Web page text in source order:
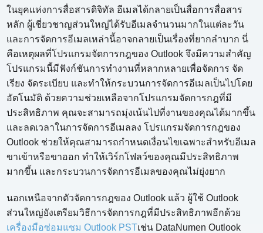
ในยุคแห่งการสื่อสารดิจิทัล อีเมลได้กลายเป็นสื่อการสื่อสาร
หลัก ผู้เชี่ยวชาญส่วนใหญ่ได้รับอีเมลจำนวนมากในแต่ละวัน
และการจัดการอีเมลเหล่านี้อาจกลายเป็นเรื่องที่ยากลำบาก นี่
คือเหตุผลที่โปรแกรมจัดการกฎของ Outlook จึงมีความสำคัญ
โปรแกรมนี้มีฟังก์ชันการทำงานที่หลากหลายเพื่อจัดการ จัด
เรียง จัดระเบียบ และทำให้กระบวนการจัดการอีเมลเป็นไปโดย
อัตโนมัติ ด้วยความช่วยเหลือจากโปรแกรมจัดการกฎที่มี
ประสิทธิภาพ คุณจะสามารถมุ่งเน้นไปที่งานของคุณได้มากขึ้น
และลดเวลาในการจัดการอีเมลลง โปรแกรมจัดการกฎของ
Outlook ช่วยให้คุณสามารถกำหนดเงื่อนไขเฉพาะสำหรับอีเมล
ขาเข้าหรือขาออก ทำให้เวิร์กโฟลว์ของคุณมีประสิทธิภาพ
มากขึ้น และกระบวนการจัดการอีเมลของคุณไม่ยุ่งยาก
นอกเหนือจากตัวจัดการกฎของ Outlook แล้ว ผู้ใช้ Outlook
ส่วนใหญ่ยังเตรียมวิธีการจัดการกฎที่มีประสิทธิภาพอีกด้วย
เครื่องมือซ่อมแซม Outlook PSTเช่น DataNumen Outlook